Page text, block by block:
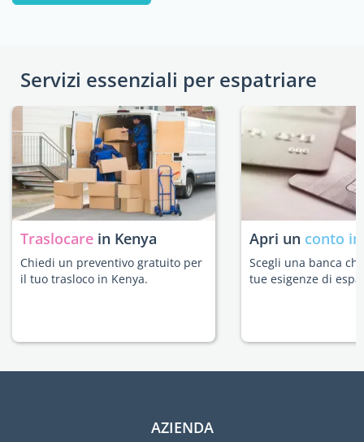
Servizi essenziali per espatriare
Traslocare in Kenya
Chiedi un preventivo gratuito per
il tuo trasloco in Kenya.
Apri un conto
Scegli una banca
tue esigenze di
AZIENDA